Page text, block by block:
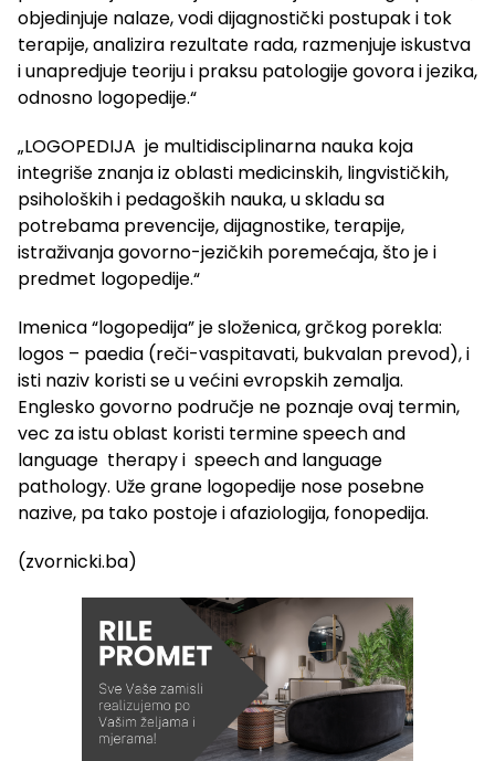
objedinjuje nalaze, vodi dijagnostički postupak i tok
terapije, analizira rezultate rada, razmenjuje iskustva
i unapredjuje teoriju i praksu patologije govora i jezika,
odnosno logopedije.“
„LOGOPEDIJA je multidisciplinarna nauka koja
integriše znanja iz oblasti medicinskih, lingvističkih,
psiholoških i pedagoških nauka, u skladu sa
potrebama prevencije, dijagnostike, terapije,
istraživanja govorno-jezičkih poremećaja, što je i
predmet logopedije.“
Imenica “logopedija” je složenica, grčkog porekla:
logos – paedia (reči-vaspitavati, bukvalan prevod), i
isti naziv koristi se u većini evropskih zemalja.
Englesko govorno područje ne poznaje ovaj termin,
vec za istu oblast koristi termine speech and
language therapy i speech and language
pathology. Uže grane logopedije nose posebne
nazive, pa tako postoje i afaziologija, fonopedija.
(zvornicki.ba)